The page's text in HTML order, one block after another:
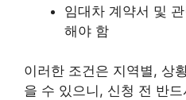
임대차 계약서 및
해야 함
이러한 조건은 지역별, 상
을 수 있으니, 신청 전 반